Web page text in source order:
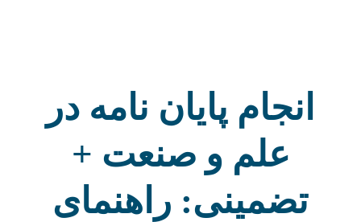
انجام پایان نامه در
علم و صنعت +
تضمینی: راهنمای